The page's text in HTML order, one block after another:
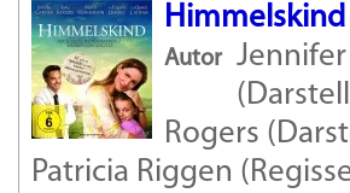
Himmelskind
Autor
Rogers
Patricia Riggen